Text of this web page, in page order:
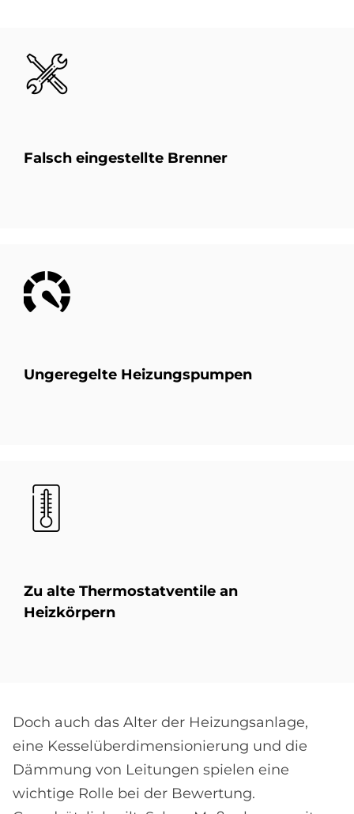
Bild
Falsch ein­ge­stell­te Bren­ner
Bild
Un­ge­re­gel­te Hei­zungs­pum­pen
Bild
Zu alte Ther­mo­stat­ven­tile an
Heiz­kör­pern
Doch auch das Alter der Heizungsanlage,
eine Kesselüberdimensionierung und die
Dämmung von Leitungen spielen eine
wichtige Rolle bei der Bewertung.